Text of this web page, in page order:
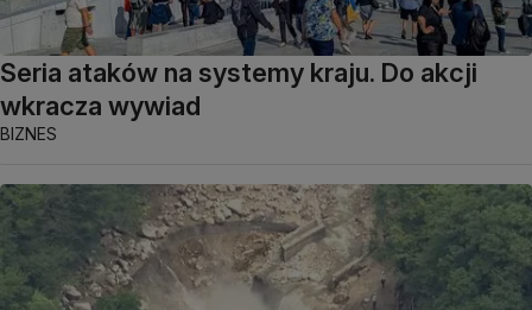
Seria ataków na systemy kraju. Do akcji
wkracza wywiad
BIZNES